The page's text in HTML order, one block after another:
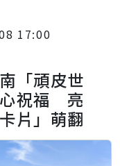
17:00
「頑皮世
心祝福 亮
片」萌翻